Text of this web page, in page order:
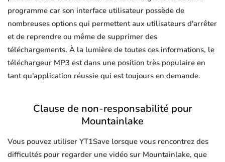
programme car son interface utilisateur possède de
nombreuses options qui permettent aux utilisateurs d'arrêter
et de reprendre ou même de supprimer des
téléchargements. À la lumière de toutes ces informations, le
téléchargeur MP3 est dans une position très populaire en
tant qu'application réussie qui est toujours en demande.
Clause de non-responsabilité pour
Mountainlake
Vous pouvez utiliser YT1Save lorsque vous rencontrez des
difficultés pour regarder une vidéo sur Mountainlake, que